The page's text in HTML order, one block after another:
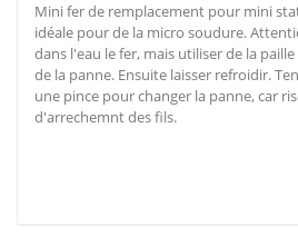
Mini fer de remplacement pour mini
idéale pour de la micro soudure.
dans l'eau le fer, mais utiliser de la
de la panne. Ensuite laisser refroidir.
une pince pour changer la panne, car
d'arrechemnt des fils.